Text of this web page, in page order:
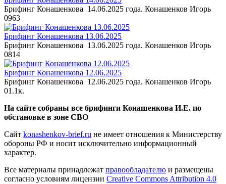
Брифинг Конашенкова 14.06.2025 года. Конашенков Игорь
0963
Брифинг Конашенкова 13.06.2025
Брифинг Конашенкова 13.06.2025 года. Конашенков Игорь
0814
Брифинг Конашенкова 12.06.2025
Брифинг Конашенкова 12.06.2025 года. Конашенков Игорь
01.1к.
На сайте собраны все брифинги Конашенкова И.Е. по
обстановке в зоне СВО
Сайт konashenkov-brief.ru не имеет отношения к Министерству
обороны РФ и носит исключительно информационный
характер.
Все материалы принадлежат правообладателю и размещены
согласно условиям лицензии Creative Commons Attribution 4.0